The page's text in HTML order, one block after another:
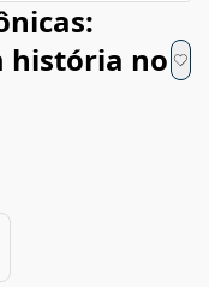
história no